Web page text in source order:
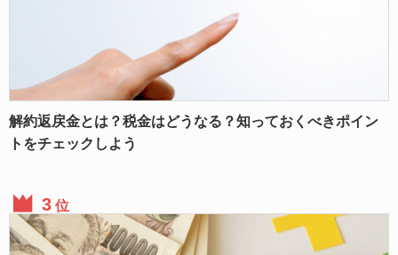
解約返戻金とは？税金はどうなる？知っておくべきポイン
トをチェックしよう
位